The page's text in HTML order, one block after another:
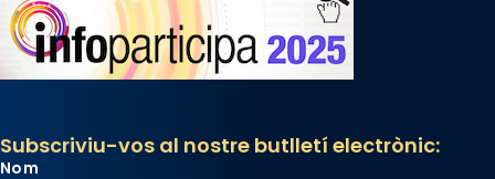
Subscriviu-vos al nostre butlletí electrònic:
Nom